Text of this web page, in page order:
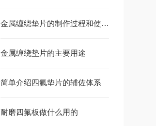
金属缠绕垫片的制作过程和使用规格
金属缠绕垫片的主要用途
简单介绍四氟垫片的辅佐体系
耐磨四氟板做什么用的